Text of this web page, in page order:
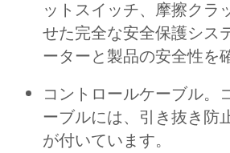
ットスイッチ、摩擦クラ
せた完全な安全保護シス
ーターと製品の安全性を
コントロールケーブル。
ーブルには、引き抜き防
が付いています。